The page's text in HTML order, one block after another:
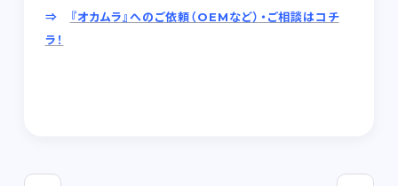
⇒
『オカムラ』へのご依頼（OEMなど）・ご相談はコチ
ラ！